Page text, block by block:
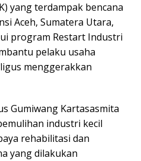
yang terdampak bencana
Aceh, Sumatera Utara,
program Restart Industri
pelaku usaha
menggerakkan
Gumiwang Kartasasmita
industri kecil
rehabilitasi dan
yang dilakukan